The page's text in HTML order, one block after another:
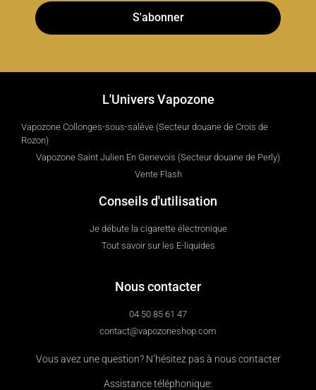
S'abonner
L'Univers Vapozone
Vapozone Collonges-sous-salève (Secteur douane de Crois de
Rozon)
Vapozone Saint Julien En Genevois (Secteur douane de Perly)
Vente Flash
Conseils d'utilisation
Je débute la cigarette électronique
Tout savoir sur les E-liquides
Nous contacter
04 50 85 61 47
contact@vapozoneshop.com
Vous avez une question? N’hésitez pas à nous contacter
Assistance téléphonique: